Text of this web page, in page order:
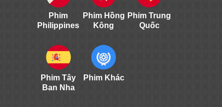
Phim
Philippines
Phim Hồng
Kông
Phim Trung
Quốc
Phim Tây
Ban Nha
Phim Khác